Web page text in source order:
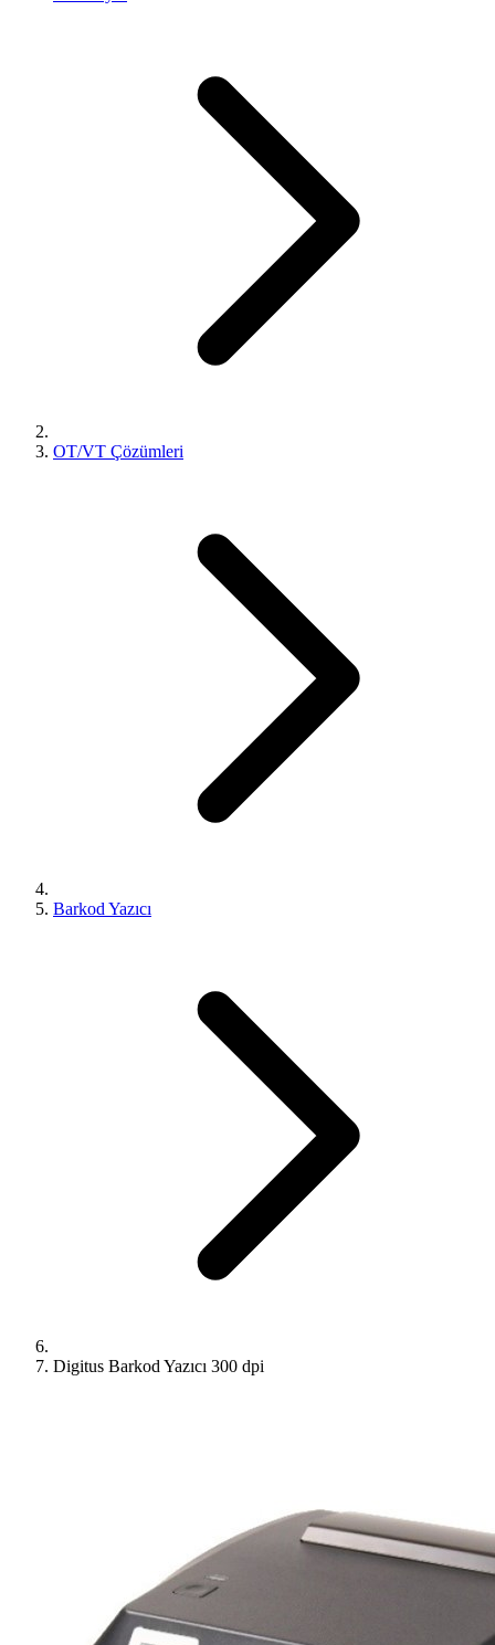
OT/VT Çözümleri
Barkod Yazıcı
Digitus Barkod Yazıcı 300 dpi